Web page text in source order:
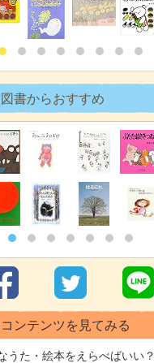
書からおすすめ
ンテンツを見てみる
うた・絵本をえらべばいい？